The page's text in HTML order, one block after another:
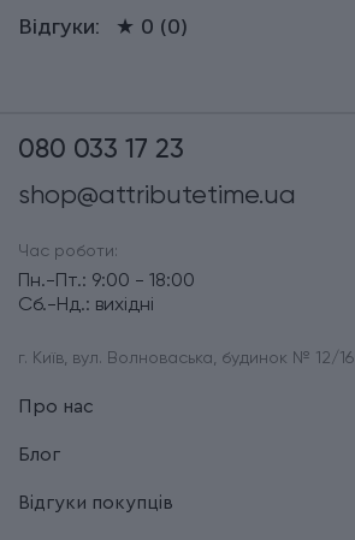
Відгуки: ★ 0 (0)
080 033 17 23
shop@attributetime.ua
Час роботи:
Пн.-Пт.: 9:00 - 18:00
Сб.-Нд.: вихідні
г. Київ, вул. Волноваська, будинок № 12/16
Про нас
Блог
Відгуки покупців